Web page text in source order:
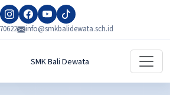
info@smkbalidewata.sch.id
SMK Bali Dewata